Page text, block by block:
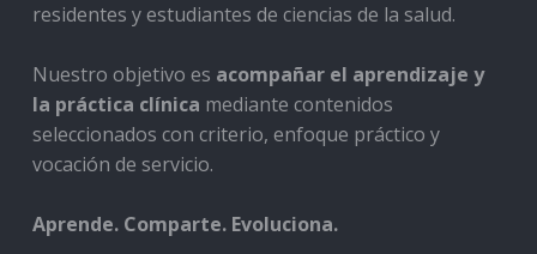
residentes y estudiantes de ciencias de la salud.
Nuestro objetivo es acompañar el aprendizaje y
la práctica clínica mediante contenidos
seleccionados con criterio, enfoque práctico y
vocación de servicio.
Aprende. Comparte. Evoluciona.